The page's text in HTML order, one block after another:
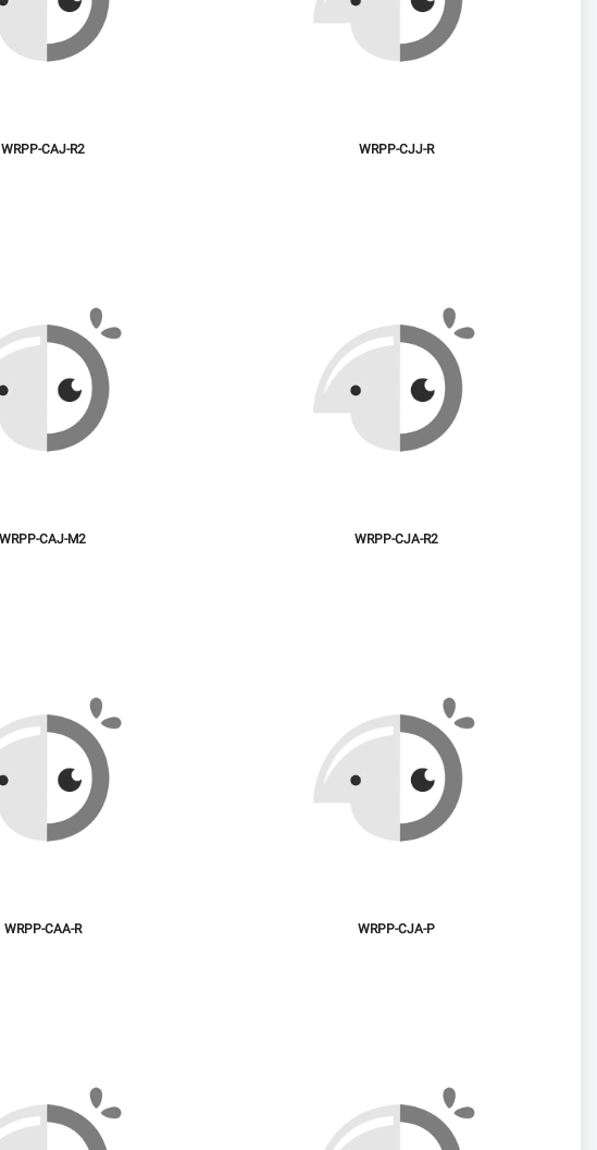
WRPP-CJJ-R
WRPP-CAJ-R2
WRPP-CJA-R2
WRPP-CAJ-M2
WRPP-CJA-P
WRPP-CAA-R